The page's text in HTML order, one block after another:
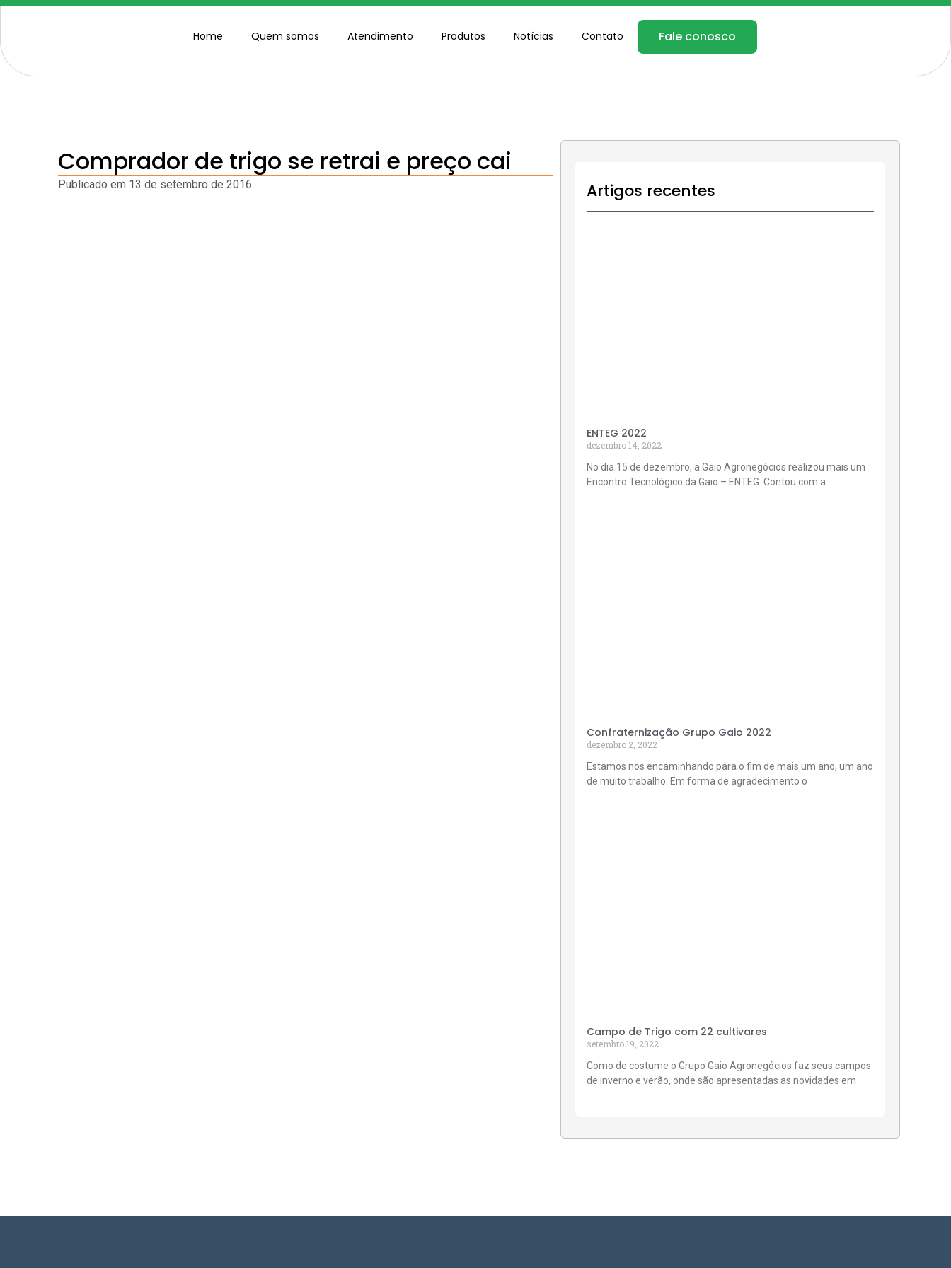
Home Quem somos Atendimento Produtos Notícias Contato Fale conosco
Comprador de trigo se retrai e preço cai
Publicado em 13 de setembro de 2016 Artigos recentes
ENTEG 2022
dezembro 14, 2022
No dia 15 de dezembro, a Gaio Agronegócios realizou mais um
Encontro Tecnológico da Gaio – ENTEG. Contou com a
Confraternização Grupo Gaio 2022
dezembro 2, 2022
Estamos nos encaminhando para o fim de mais um ano, um ano
de muito trabalho. Em forma de agradecimento o
Campo de Trigo com 22 cultivares
setembro 19, 2022
Como de costume o Grupo Gaio Agronegócios faz seus campos
de inverno e verão, onde são apresentadas as novidades em